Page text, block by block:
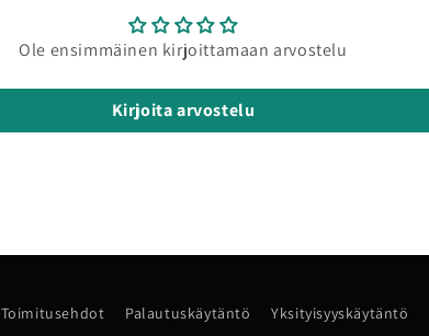
Ole ensimmäinen kirjoittamaan arvostelu
Kirjoita arvostelu
Toimitusehdot Palautuskäytäntö Yksityisyyskäytäntö